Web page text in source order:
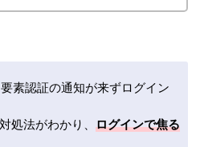
素認証の通知が来ずログイン
処法がわかり、 ログインで焦る